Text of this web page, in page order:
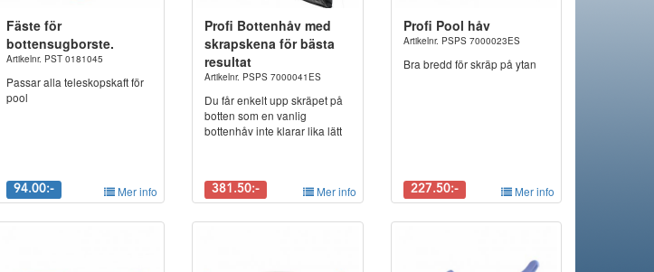
Fäste för
bottensugborste.
Artikelnr. PST 0181045
Passar alla teleskopskaft för
pool
94.00:- Mer info
Profi Bottenhåv med
skrapskena för bästa
resultat
Artikelnr. PSPS 7000041ES
Du får enkelt upp skräpet på
botten som en vanlig
bottenhåv inte klarar lika lätt
381.50:- Mer info
Profi Pool håv
Artikelnr. PSPS 7000023ES
Bra bredd för skräp på ytan
227.50:- Mer info